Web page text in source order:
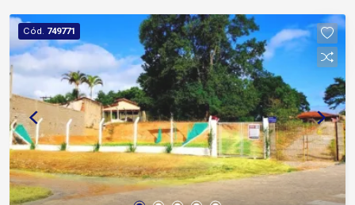
Cód. 749771